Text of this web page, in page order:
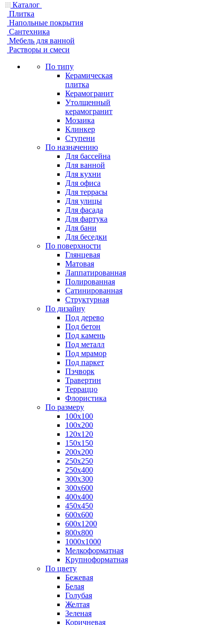
Каталог
Плитка
Напольные покрытия
Сантехника
Мебель для ванной
Растворы и смеси
По типу
Керамическая
плитка
Керамогранит
Утолщенный
керамогранит
Мозаика
Клинкер
Ступени
По назначению
Для бассейна
Для ванной
Для кухни
Для офиса
Для террасы
Для улицы
Для фасада
Для фартука
Для бани
Для беседки
По поверхности
Глянцевая
Матовая
Лаппатированная
Полированная
Сатинированная
Структурная
По дизайну
Под дерево
Под бетон
Под камень
Под металл
Под мрамор
Под паркет
Пэчворк
Травертин
Терраццо
Флористика
По размеру
100х100
100х200
120х120
150х150
200х200
250х250
250х400
300х300
300х600
400х400
450х450
600х600
600х1200
800х800
1000х1000
Мелкоформатная
Крупноформатная
По цвету
Бежевая
Белая
Голубая
Желтая
Зеленая
Коричневая